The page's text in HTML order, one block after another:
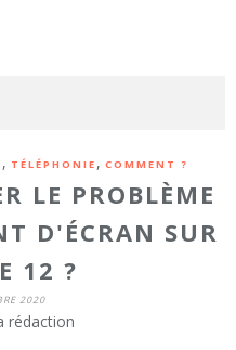
, TÉLÉPHONIE , COMMENT ?
LE PROBLÈME
D'ÉCRAN SUR
12 ?
2020
rédaction